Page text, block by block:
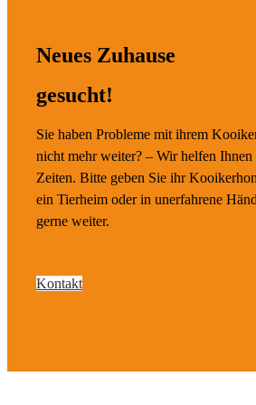
Neues Zuhause
gesucht!
Sie haben Probleme mit ihrem
nicht mehr weiter? – Wir helfen Ihnen
Zeiten. Bitte geben Sie ihr
ein Tierheim oder in unerfahrene
gerne weiter.
Kontakt